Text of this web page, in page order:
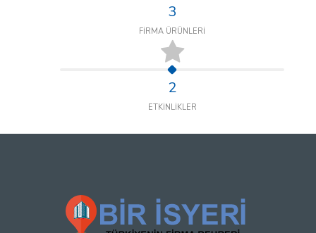
3
FİRMA ÜRÜNLERİ
2
ETKİNLİKLER